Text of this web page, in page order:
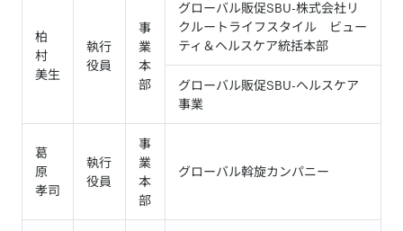
柏
村
美生
執行
役員
事
業
本
部
グローバル販促SBU-株式会社リ
クルートライフスタイル ビュー
ティ＆ヘルスケア統括本部
グローバル販促SBU-ヘルスケア
事業
葛
原
孝司
執行
役員
事
業
本
部
グローバル斡旋カンパニー